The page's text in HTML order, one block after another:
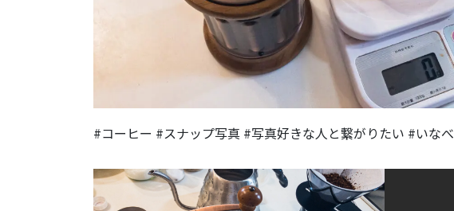
#コーヒー #スナップ写真 #写真好きな人と繋がりたい #いなべ